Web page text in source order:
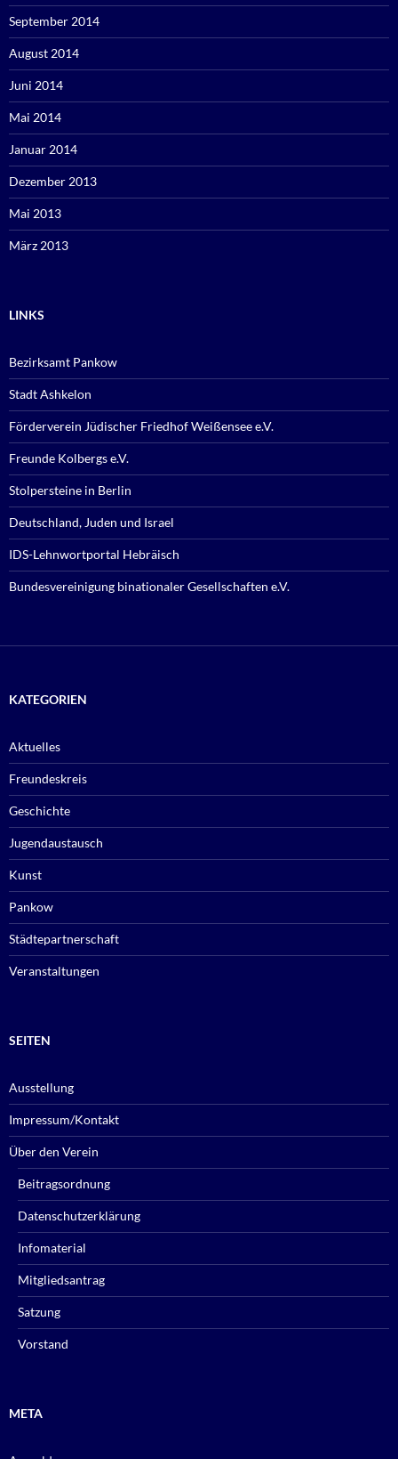
September 2014
August 2014
Juni 2014
Mai 2014
Januar 2014
Dezember 2013
Mai 2013
März 2013
LINKS
Bezirksamt Pankow
Stadt Ashkelon
Förderverein Jüdischer Friedhof Weißensee e.V.
Freunde Kolbergs e.V.
Stolpersteine in Berlin
Deutschland, Juden und Israel
IDS-Lehnwortportal Hebräisch
Bundesvereinigung binationaler Gesellschaften e.V.
KATEGORIEN
Aktuelles
Freundeskreis
Geschichte
Jugendaustausch
Kunst
Pankow
Städtepartnerschaft
Veranstaltungen
SEITEN
Ausstellung
Impressum/Kontakt
Über den Verein
Beitragsordnung
Datenschutzerklärung
Infomaterial
Mitgliedsantrag
Satzung
Vorstand
META